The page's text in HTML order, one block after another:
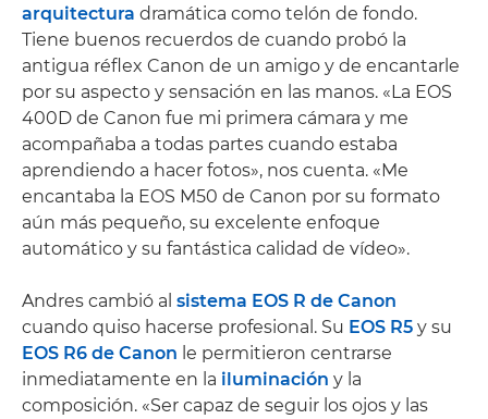
arquitectura dramática como telón de fondo.
Tiene buenos recuerdos de cuando probó la
antigua réflex Canon de un amigo y de encantarle
por su aspecto y sensación en las manos. «La EOS
400D de Canon fue mi primera cámara y me
acompañaba a todas partes cuando estaba
aprendiendo a hacer fotos», nos cuenta. «Me
encantaba la EOS M50 de Canon por su formato
aún más pequeño, su excelente enfoque
automático y su fantástica calidad de vídeo».
Andres cambió al sistema EOS R de Canon
cuando quiso hacerse profesional. Su EOS R5 y su
EOS R6 de Canon le permitieron centrarse
inmediatamente en la iluminación y la
composición. «Ser capaz de seguir los ojos y las